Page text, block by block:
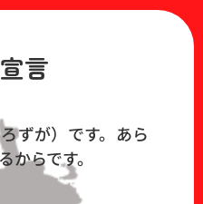
言
ずが）です。あら
からです。